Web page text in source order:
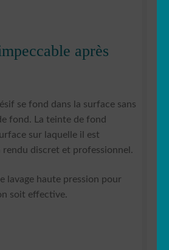
après
se fond dans la surface sans
fond. La teinte de fond
sur laquelle il est
discret et professionnel.
lavage haute pression pour
soit effective.